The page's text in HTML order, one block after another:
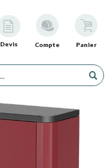
Devis Compte Panier